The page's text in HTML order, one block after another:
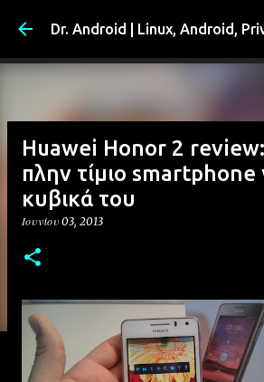
Μετάβαση στο κύριο
Dr. Android | Linux, Android,
Huawei Honor 2
πλην τίμιο smartphone
κυβικά του
Ιουνίου 03, 2013